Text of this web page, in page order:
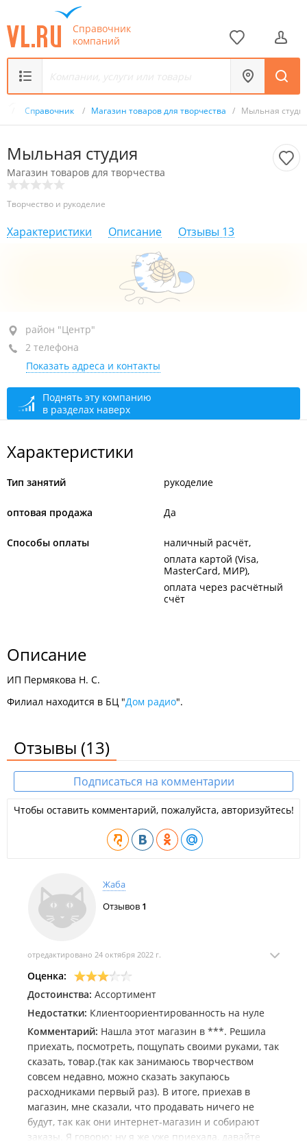
Справочник
компаний
Справочник / Магазин товаров для творчества / Мыльная
Мыльная студия
Магазин товаров для творчества
Творчество и рукоделие
Характеристики Описание Отзывы 13
район "Центр", ул. Уборевича, 20А
БЦ "Дом радио", 1-й этаж, оф. 135
+7 914 664-24-19
+7 924 332-72-60
По предварительному звонку сегодня закрыто
район "Центр"
2 телефона
Показать адреса и контакты
Поднять эту компанию
в разделах наверх
Характеристики
Тип занятий рукоделие
оптовая продажа Да
Способы оплаты
наличный расчёт
оплата картой (Visa,
MasterCard, МИР)
оплата через расчётный
счёт
Описание
ИП Пермякова Н. С.
Филиал находится в БЦ "Дом радио".
Отзывы (13)
Подписаться на комментарии
Чтобы оставить комментарий, пожалуйста, авторизуйтесь!
Жаба
Отзывов 1
отредактировано 24 октября 2022 г.
Оценка:
Достоинства: Ассортимент
Недостатки: Клиентоориентированность на нуле
Комментарий: Нашла этот магазин в ***. Решила
приехать, посмотреть, пощупать своими руками, так
сказать, товар.(так как занимаюсь творчеством
совсем недавно, можно сказать закупаюсь
расходниками первый раз). В итоге, приехав в
магазин, мне сказали, что продавать ничего не
будут, так как они интернет-магазин и собирают
заказы. Я говорю: ну я же уже приехала, давайте